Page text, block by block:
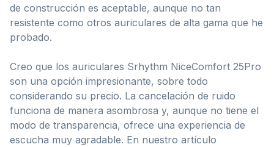
de construcción es aceptable, aunque no tan
resistente como otros auriculares de alta gama que he
probado.
Creo que los auriculares Srhythm NiceComfort 25Pro
son una opción impresionante, sobre todo
considerando su precio. La cancelación de ruido
funciona de manera asombrosa y, aunque no tiene el
modo de transparencia, ofrece una experiencia de
escucha muy agradable. En nuestro artículo